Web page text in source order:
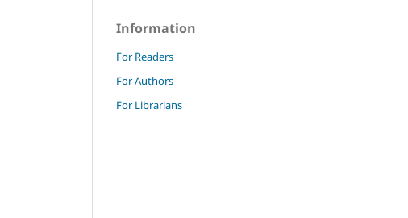
Information
For Readers
For Authors
For Librarians